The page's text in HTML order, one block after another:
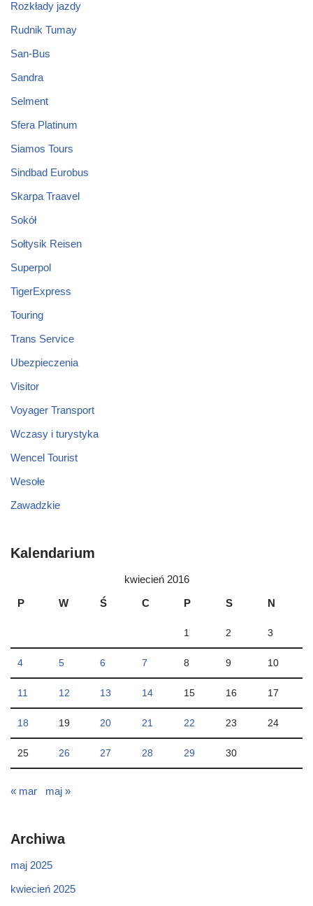
Rozkłady jazdy
Rudnik Tumay
San-Bus
Sandra
Selment
Sfera Platinum
Siamos Tours
Sindbad Eurobus
Skarpa Traavel
Sokół
Sołtysik Reisen
Superpol
TigerExpress
Touring
Trans Service
Ubezpieczenia
Visitor
Voyager Transport
Wczasy i turystyka
Wencel Tourist
Wesołe
Zawadzkie
Kalendarium
kwiecień 2016
P
W Ś C P S N
1 2 3
4 5 6 7 8 9 10
11 12 13 14 15 16 17
18 19 20 21 22 23 24
25 26 27 28 29 30
« mar maj »
Archiwa
maj 2025
kwiecień 2025